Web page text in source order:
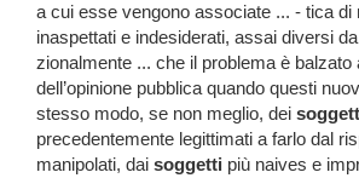
a cui esse vengono associate ... - tica di
inaspettati e indesiderati, assai diversi
zionalmente ... che il problema è balzato
dell’opinione pubblica quando questi
stesso modo, se non meglio, dei
precedentemente legittimati a farlo dal
manipolati, dai soggetti più naives e